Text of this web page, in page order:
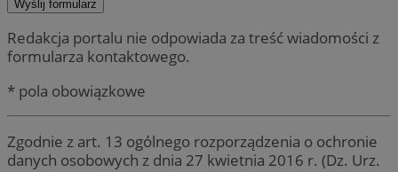
Redakcja portalu nie odpowiada za treść wiadomości z
formularza kontaktowego.
* pola obowiązkowe
Zgodnie z art. 13 ogólnego rozporządzenia o ochronie
danych osobowych z dnia 27 kwietnia 2016 r. (Dz. Urz.